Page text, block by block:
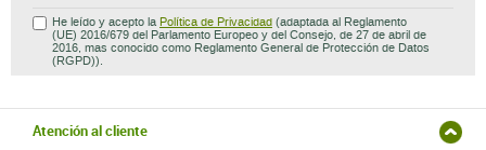
He leído y acepto la Política de Privacidad (adaptada al Reglamento
(UE) 2016/679 del Parlamento Europeo y del Consejo, de 27 de abril de
2016, mas conocido como Reglamento General de Protección de Datos
(RGPD)).
Atención al cliente